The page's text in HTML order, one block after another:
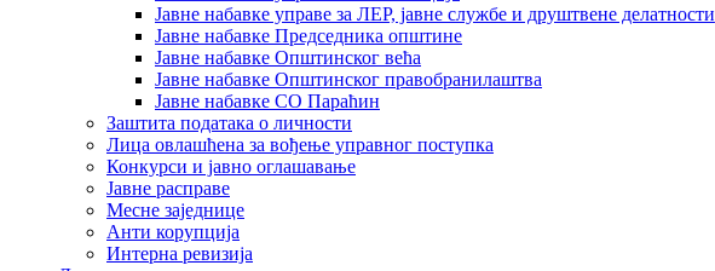
Јавне набавке управе за ЛЕР, јавне службе и друштвене делатности
Јавне набавке Председника општине
Јавне набавке Општинског већа
Јавне набавке Општинског правобранилаштва
Јавне набавке СО Параћин
Заштита података о личности
Лица овлашћена за вођење управног поступка
Конкурси и јавно оглашавање
Јавне расправе
Месне заједнице
Анти корупција
Интерна ревизија